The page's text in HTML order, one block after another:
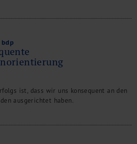
ist, dass wir uns konsequent an den
ausgerichtet haben.